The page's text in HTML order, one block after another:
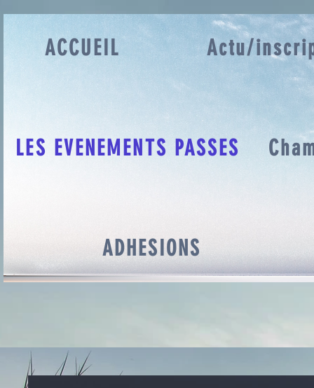
ACCUEIL Actu/
LES EVENEMENTS PASSES
ADHESIONS